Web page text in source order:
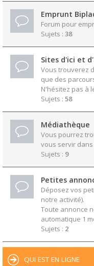
Emprunt
Forum pour
Sujets : 38
Sites d'ici et
Vous trouverez
que des
N'hésitez pas à
Sujets : 58
Médiathèque
Vous pourrez
vous servir
Sujets : 9
Petites
Déposez vos
notre activité).
Toute annonce
automatique 1
Sujets : 2
QUI EST EN LIGNE